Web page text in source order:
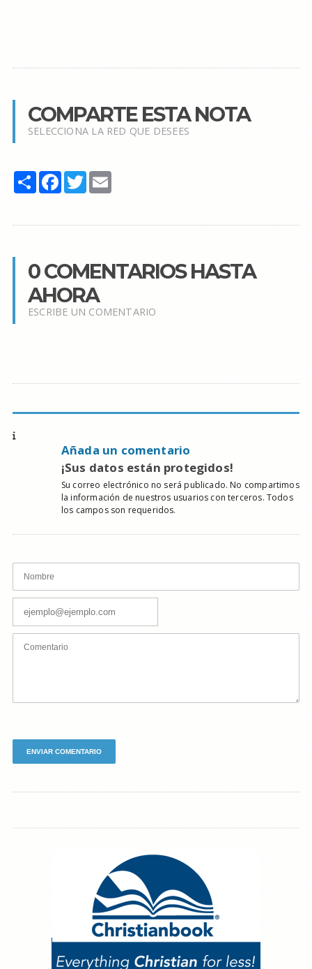
COMPARTE ESTA NOTA
SELECCIONA LA RED QUE DESEES
Share Facebook
TwitterEmail
0 COMENTARIOS HASTA
AHORA
ESCRIBE UN COMENTARIO
Añada un comentario
¡Sus datos están protegidos!
Su correo electrónico no será publicado. No compartimos
la información de nuestros usuarios con terceros. Todos
los campos son requeridos.